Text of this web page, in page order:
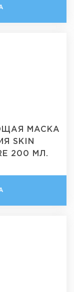
МАСКА
SKIN
200 МЛ.